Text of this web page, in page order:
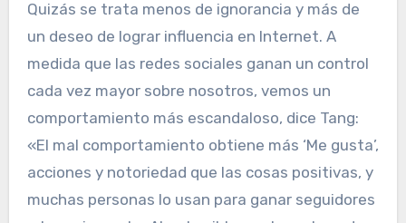
Quizás se trata menos de ignorancia y más de
un deseo de lograr influencia en Internet. A
medida que las redes sociales ganan un control
cada vez mayor sobre nosotros, vemos un
comportamiento más escandaloso, dice Tang:
«El mal comportamiento obtiene más ‘Me gusta’,
acciones y notoriedad que las cosas positivas, y
muchas personas lo usan para ganar seguidores